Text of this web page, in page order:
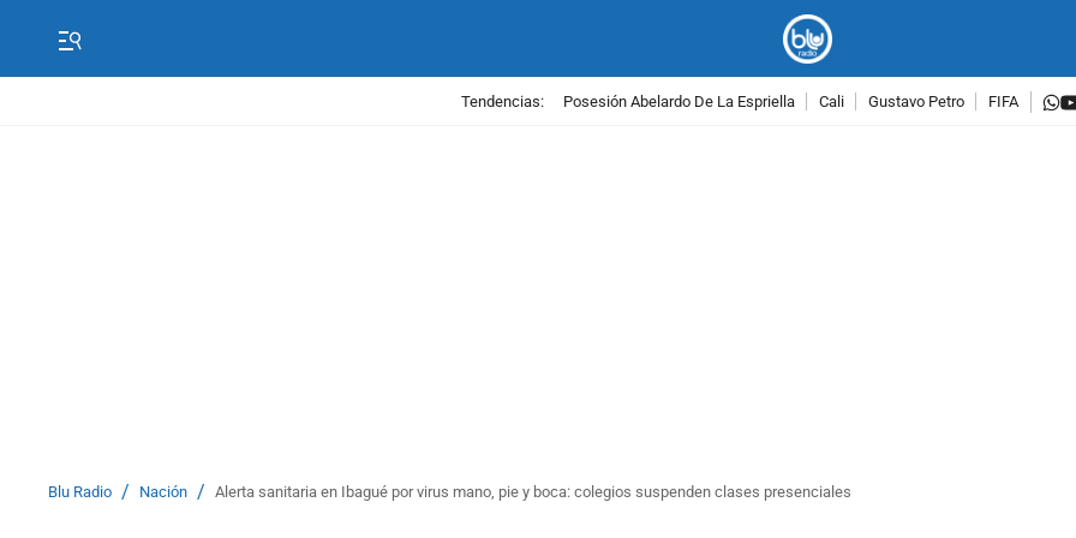
Tendencias: Posesión Abelardo De La Espriella Cali Gustavo Petro FIFA
Blu Radio / Nación / Alerta sanitaria en Ibagué por virus mano, pie y boca: colegios suspenden clases presenciales